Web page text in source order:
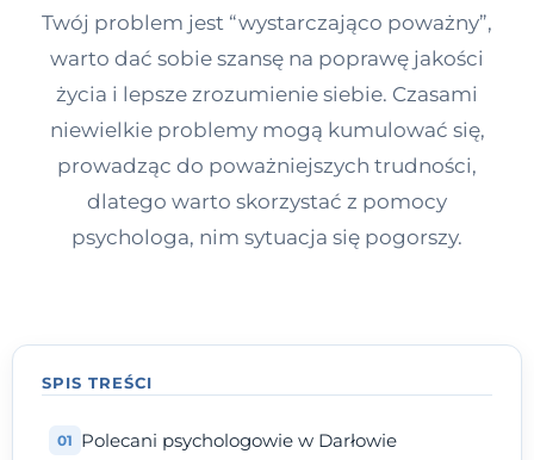
Twój problem jest “wystarczająco poważny”,
warto dać sobie szansę na poprawę jakości
życia i lepsze zrozumienie siebie. Czasami
niewielkie problemy mogą kumulować się,
prowadząc do poważniejszych trudności,
dlatego warto skorzystać z pomocy
psychologa, nim sytuacja się pogorszy.
SPIS TREŚCI
Polecani psychologowie w Darłowie